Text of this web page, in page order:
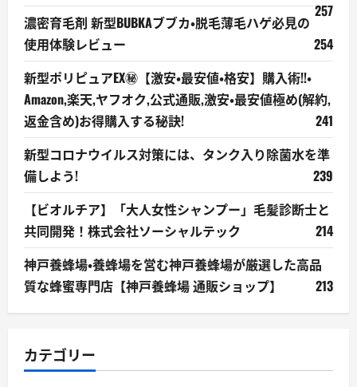
257
濃密育毛剤 新型BUBKAブブカ・脱毛薄毛ハゲ必見の
使用体験レビュー
254
新型ポリピュアEX㊙【激安・最安値・格安】購入術!!・
Amazon,楽天,ヤフオク,公式通販,激安・最安値極め(解約,
返金含め)お得購入する秘訣!
241
新型コロナウイルス対策には、タンク入り除菌水を準
備しよう!
239
【ビオルチア】「大人女性シャンプー」毛髪診断士と
共同開発！株式会社ソーシャルテック
214
神戸養蜂場・養蜂場を営む神戸養蜂場が厳選した高品
質な蜂蜜専門店【神戸養蜂場 通販ショップ】
213
カテゴリー